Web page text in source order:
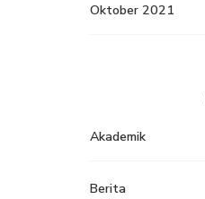
Oktober 2021
Akademik
Berita